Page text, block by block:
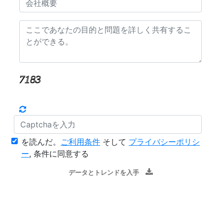
を読んだ。 ご利用条件 そして プライバシーポリシ
ー, 条件に同意する
データとトレンドを入手